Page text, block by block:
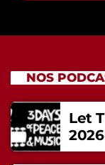
NOS
Let